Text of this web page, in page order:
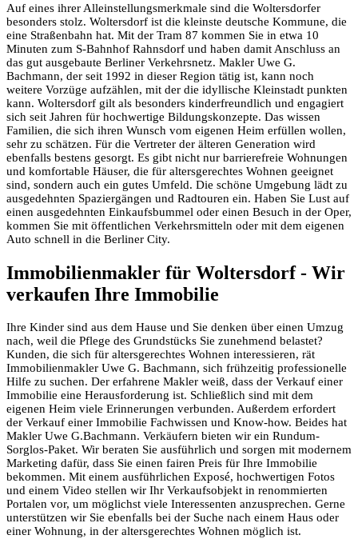
Auf eines ihrer Alleinstellungsmerkmale sind die Woltersdorfer
besonders stolz. Woltersdorf ist die kleinste deutsche Kommune, die
eine Straßenbahn hat. Mit der Tram 87 kommen Sie in etwa 10
Minuten zum S-Bahnhof Rahnsdorf und haben damit Anschluss an
das gut ausgebaute Berliner Verkehrsnetz. Makler Uwe G.
Bachmann, der seit 1992 in dieser Region tätig ist, kann noch
weitere Vorzüge aufzählen, mit der die idyllische Kleinstadt punkten
kann. Woltersdorf gilt als besonders kinderfreundlich und engagiert
sich seit Jahren für hochwertige Bildungskonzepte. Das wissen
Familien, die sich ihren Wunsch vom eigenen Heim erfüllen wollen,
sehr zu schätzen. Für die Vertreter der älteren Generation wird
ebenfalls bestens gesorgt. Es gibt nicht nur barrierefreie Wohnungen
und komfortable Häuser, die für altersgerechtes Wohnen geeignet
sind, sondern auch ein gutes Umfeld. Die schöne Umgebung lädt zu
ausgedehnten Spaziergängen und Radtouren ein. Haben Sie Lust auf
einen ausgedehnten Einkaufsbummel oder einen Besuch in der Oper,
kommen Sie mit öffentlichen Verkehrsmitteln oder mit dem eigenen
Auto schnell in die Berliner City.
Immobilienmakler für Woltersdorf - Wir
verkaufen Ihre Immobilie
Ihre Kinder sind aus dem Hause und Sie denken über einen Umzug
nach, weil die Pflege des Grundstücks Sie zunehmend belastet?
Kunden, die sich für altersgerechtes Wohnen interessieren, rät
Immobilienmakler Uwe G. Bachmann, sich frühzeitig professionelle
Hilfe zu suchen. Der erfahrene Makler weiß, dass der Verkauf einer
Immobilie eine Herausforderung ist. Schließlich sind mit dem
eigenen Heim viele Erinnerungen verbunden. Außerdem erfordert
der Verkauf einer Immobilie Fachwissen und Know-how. Beides hat
Makler Uwe G.Bachmann. Verkäufern bieten wir ein Rundum-
Sorglos-Paket. Wir beraten Sie ausführlich und sorgen mit modernem
Marketing dafür, dass Sie einen fairen Preis für Ihre Immobilie
bekommen. Mit einem ausführlichen Exposé, hochwertigen Fotos
und einem Video stellen wir Ihr Verkaufsobjekt in renommierten
Portalen vor, um möglichst viele Interessenten anzusprechen. Gerne
unterstützen wir Sie ebenfalls bei der Suche nach einem Haus oder
einer Wohnung, in der altersgerechtes Wohnen möglich ist.